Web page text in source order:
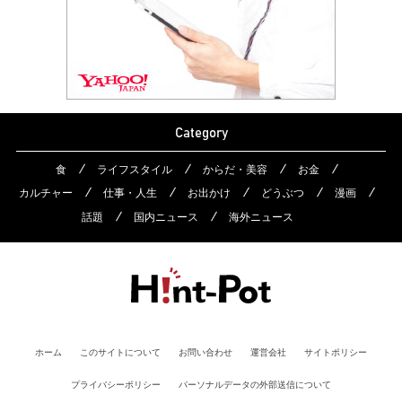
Category
食 ライフスタイル からだ・美容
お金
カルチャー
仕事・人生 お出かけ どうぶつ
漫画
話題
国内ニュース 海外ニュース
ホーム このサイトについて お問い合わせ 運営会社 サイトポリシー
プライバシーポリシー パーソナルデータの外部送信について